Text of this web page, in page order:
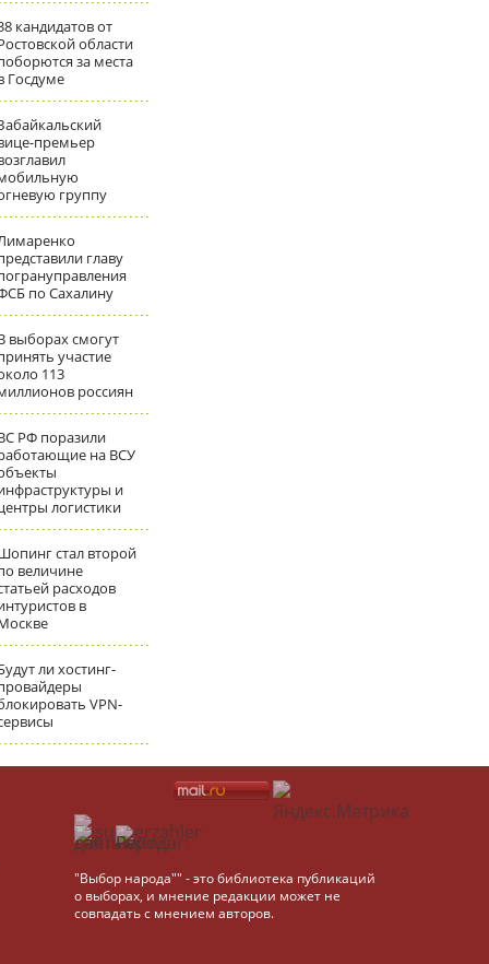
кандидатов от
области
за места
Госдуме
премьер
группу
главу
по Сахалину
выборах смогут
участие
113
россиян
РФ поразили
на ВСУ
и
логистики
стал второй
величине
расходов
в
ли хостинг-
VPN-
"Выбор народа"" - это библиотека публикаций
о выборах, и мнение редакции может не
совпадать с мнением авторов.